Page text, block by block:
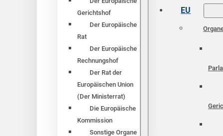
Gerichtshof
Der Europäische
Rat
Der Europäische
Rechnungshof
Der Rat der
Europäischen Union
(Der Ministerrat)
Die Europäische
Kommission
Sonstige Organe
EU